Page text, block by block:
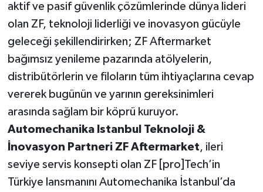
aktif ve pasif güvenlik çözümlerinde dünya lideri
olan ZF, teknoloji liderliği ve inovasyon gücüyle
geleceği şekillendirirken; ZF Aftermarket
bağımsız yenileme pazarında atölyelerin,
distribütörlerin ve filoların tüm ihtiyaçlarına cevap
vererek bugünün ve yarının gereksinimleri
arasında sağlam bir köprü kuruyor.
Automechanika Istanbul Teknoloji &
İnovasyon Partneri ZF Aftermarket, ileri
seviye servis konsepti olan ZF [pro]Tech’in
Türkiye lansmanını Automechanika İstanbul’da